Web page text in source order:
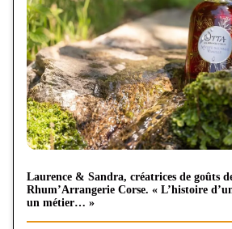
Laurence & Sandra, créatrices de goûts
Rhum’Arrangerie Corse. « L’histoire
un métier… »